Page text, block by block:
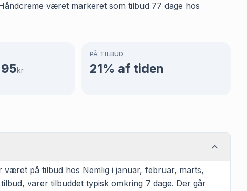
været markeret som tilbud 77 dage hos
kr
PÅ TILBUD
21% af tiden
været på tilbud hos Nemlig i januar, februar, marts,
varer tilbuddet typisk omkring 7 dage. Der går